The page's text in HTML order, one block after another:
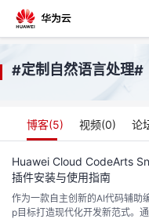
返
回
个
#定制自然语言处理#
博客(5) 视频(0) 论
Huawei Cloud CodeArts
插件安装与使用指南
作为一款自主创新的AI代码辅助
p目标打造现代化开发新范式。